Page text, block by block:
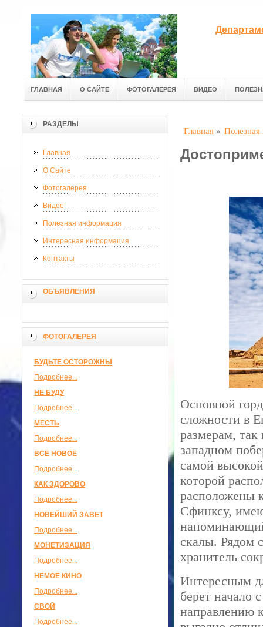
ГЛАВНАЯ О САЙТЕ ФОТОГАЛЕРЕЯ ВИДЕО
РАЗДЕЛЫ
Главная
О Сайте
Фотогалерея
Видео
Полезная информация
Интересная информация
Контакты
ОБЪЯВЛЕНИЯ
ФОТОГАЛЕРЕЯ
БУДЬТЕ ОСТОРОЖНЫ
Подробнее...
НЕ БУДУ
Подробнее...
МЕСТЬ
Подробнее...
ВСЕ НОВОЕ
Подробнее...
КАК ЗДОРОВО
Подробнее...
НОВЕЙШИЙ ЗАВЕТ
Подробнее...
МОНЕТИЗАЦИЯ
Подробнее...
НЕМОЕ КИНО
Подробнее...
СВОЙ
Подробнее...
Главная »
Основной
сложности в
размерам,
западном
самой
которой
расположены
Сфинксу,
скалы. Рядом
хранитель
Интересным
берет начало
направлению